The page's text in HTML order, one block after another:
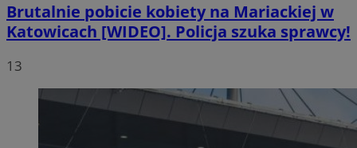
Brutalnie pobicie kobiety na Mariackiej w
Katowicach [WIDEO]. Policja szuka sprawcy!
13